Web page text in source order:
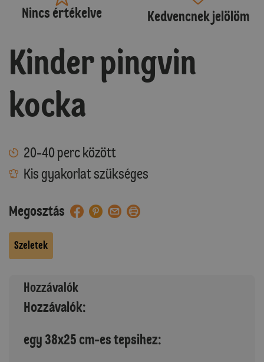
Nincs értékelve Kedvencnek jelölöm
Kinder pingvin
kocka
20-40 perc között
Kis gyakorlat szükséges
Megosztás
Szeletek
Hozzávalók
Hozzávalók:
egy 38x25 cm-es tepsihez: